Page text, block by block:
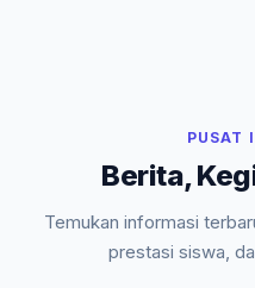
PUSAT
Berita,
Temukan informasi
prestasi siswa,